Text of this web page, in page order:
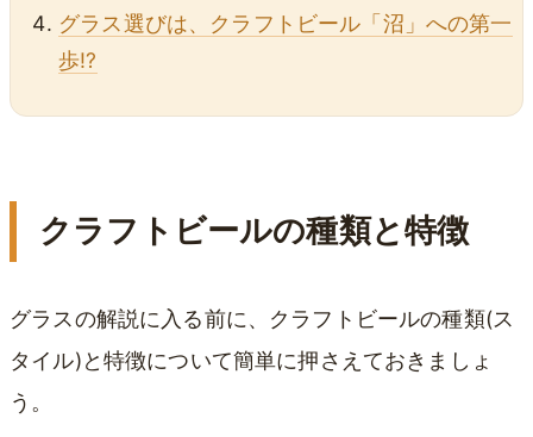
グラス選びは、クラフトビール「沼」への第一
歩!?
クラフトビールの種類と特徴
グラスの解説に入る前に、クラフトビールの種類(ス
タイル)と特徴について簡単に押さえておきましょ
う。